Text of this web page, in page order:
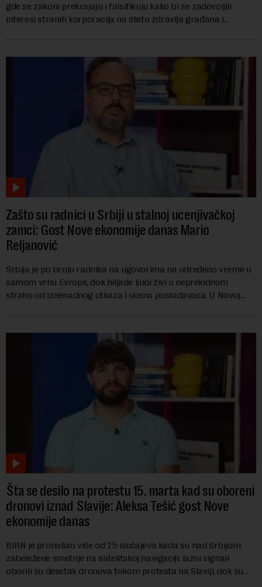
gde se zakoni prekrajaju i falsifikuju kako bi se zadovoljili
interesi stranih korporacija na štetu zdravlja građana i
Zašto su radnici u Srbiji u stalnoj ucenjivačkoj
zamci: Gost Nove ekonomije danas Mario
Reljanović
Srbija je po broju radnika na ugovorima na određeno vreme u
samom vrhu Evrope, dok hiljade ljudi živi u neprekidnom
strahu od iznenadnog otkaza i ucena poslodavaca. U Novoj
Šta se desilo na protestu 15. marta kad su oboreni
dronovi iznad Slavije: Aleksa Tešić gost Nove
ekonomije danas
BIRN je pronašao više od 25 slučajeva kada su nad Srbijom
zabeležene smetnje na satelitskoj navigaciji: lažni signali
oborili su desetak dronova tokom protesta na Slaviji, dok su